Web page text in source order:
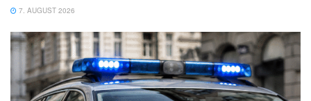
7. AUGUST 2026